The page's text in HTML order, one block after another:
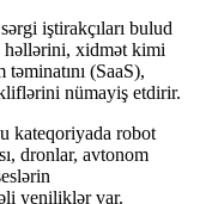
iştirakçıları bulud
həllərini, xidmət kimi
(SaaS),
nümayiş etdirir.
kateqoriyada robot
dronlar, avtonom
yeniliklər var.